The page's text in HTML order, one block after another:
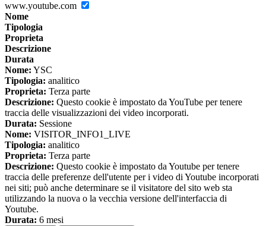
www.youtube.com
Nome
Tipologia
Proprieta
Descrizione
Durata
Nome: YSC
Tipologia: analitico
Proprieta: Terza parte
Descrizione: Questo cookie è impostato da YouTube per tenere
traccia delle visualizzazioni dei video incorporati.
Durata: Sessione
Nome: VISITOR_INFO1_LIVE
Tipologia: analitico
Proprieta: Terza parte
Descrizione: Questo cookie è impostato da Youtube per tenere
traccia delle preferenze dell'utente per i video di Youtube incorporati
nei siti; può anche determinare se il visitatore del sito web sta
utilizzando la nuova o la vecchia versione dell'interfaccia di
Youtube.
Durata: 6 mesi